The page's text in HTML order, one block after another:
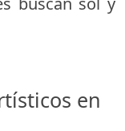
en